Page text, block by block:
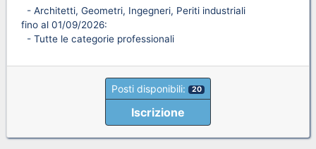
- Architetti, Geometri, Ingegneri, Periti industriali
fino al 01/09/2026:
- Tutte le categorie professionali
Posti disponibili: 20
Iscrizione